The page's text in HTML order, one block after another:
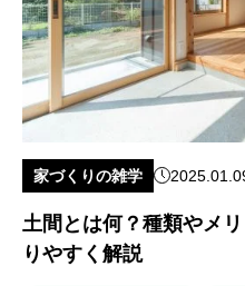
家づくりの雑学
土間とは何？種類やメ
りやすく解説